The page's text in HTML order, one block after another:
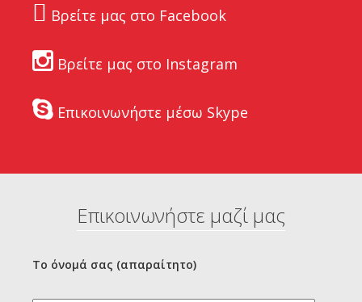
Βρείτε μας στο Facebook
Βρείτε μας στο Instagram
Επικοινωνήστε μέσω Skype
Επικοινωνήστε μαζί μας
Το όνομά σας (απαραίτητο)